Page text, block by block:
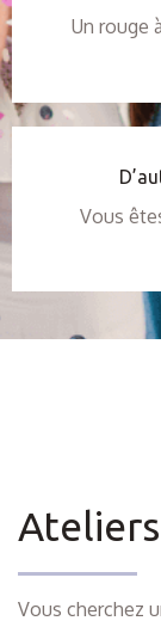
Un rouge
Vous
Ateliers
Vous cherchez